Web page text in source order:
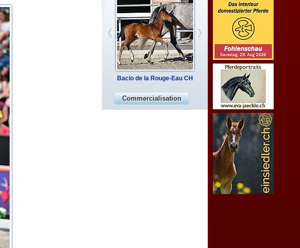
Bacio de la Rouge-Eau CH
Commercialisation